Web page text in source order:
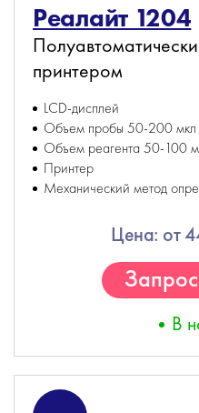
Реалайт 1204
принтером
LCD-дисплей
Объем пробы 50-200 мкл
Объем реагента 50-100
Принтер
Механический метод
Цена: от
В